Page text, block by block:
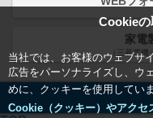
Cookieの
当社では、お客様のウェブサ
広告をパーソナライズし、ウ
めに、クッキーを使用してい
Cookie（クッキー）やアクセ
家電
（三菱電